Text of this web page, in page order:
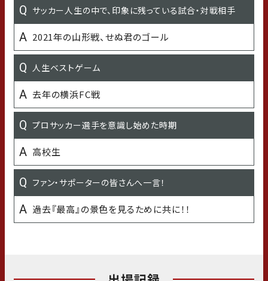
サッカー人生の中で、印象に残っている試合・対戦相手
2021年の山形戦、せぬ君のゴール
人生ベストゲーム
去年の横浜FC戦
プロサッカー選手を意識し始めた時期
高校生
ファン・サポーターの皆さんへ一言！
過去『最高』の景色を見るために共に！！
最近の悩み
髪を銀髪にしていたのだが色が抜けてしまい金髪風
になってしまっていること
子どもの頃の習い事
習字、くもん、スイミング
学生時代の得意な科目
数学、日本史
学生時代の苦手な科目
英語